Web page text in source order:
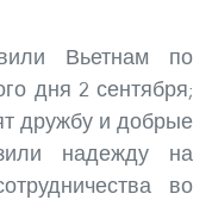
Вьетнам по
дня 2 сентября;
дружбу и добрые
надежду на
во